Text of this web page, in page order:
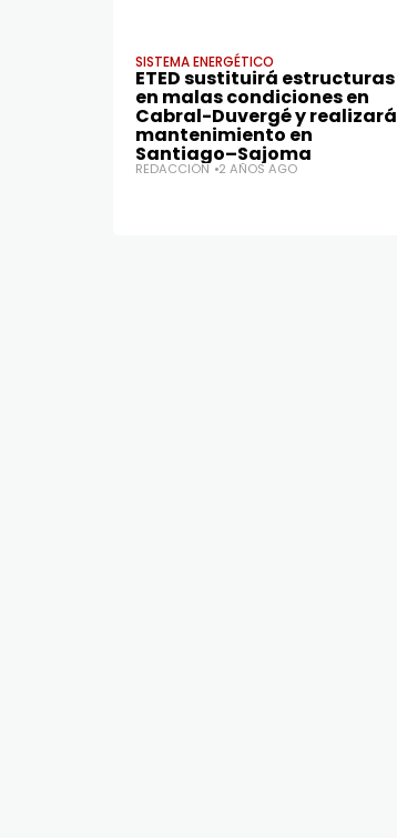
SISTEMA ENERGÉTICO
ETED sustituirá estructuras
en malas condiciones en
Cabral-Duvergé y realizará
mantenimiento en
Santiago–Sajoma
REDACCIÓN 2 AÑOS AGO